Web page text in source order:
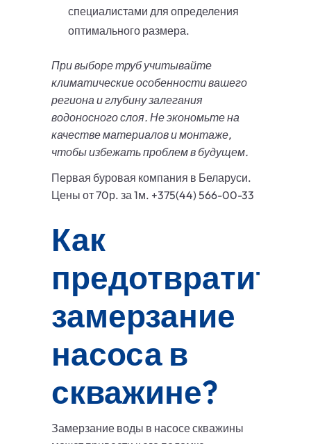
специалистами для определения
оптимального размера.
При выборе труб учитывайте
климатические особенности вашего
региона и глубину залегания
водоносного слоя. Не экономьте на
качестве материалов и монтаже,
чтобы избежать проблем в будущем.
Первая буровая компания в Беларуси.
Цены от 70р. за 1м. +375(44) 566-00-33
Как
предотвратить
замерзание
насоса в
скважине?
Замерзание воды в насосе скважины